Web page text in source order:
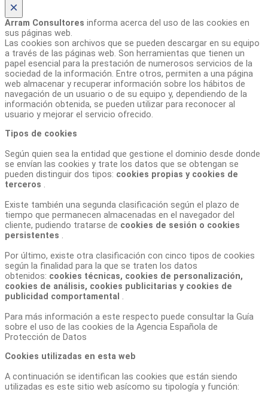
×
Arram Consultores informa acerca del uso de las cookies en
sus páginas web.
Las cookies son archivos que se pueden descargar en su equipo
a través de las páginas web. Son herramientas que tienen un
papel esencial para la prestación de numerosos servicios de la
sociedad de la información. Entre otros, permiten a una página
web almacenar y recuperar información sobre los hábitos de
navegación de un usuario o de su equipo y, dependiendo de la
información obtenida, se pueden utilizar para reconocer al
usuario y mejorar el servicio ofrecido.
Tipos de cookies
Según quien sea la entidad que gestione el dominio desde donde
se envían las cookies y trate los datos que se obtengan se
pueden distinguir dos tipos: cookies propias y cookies de
terceros .
Existe también una segunda clasificación según el plazo de
tiempo que permanecen almacenadas en el navegador del
cliente, pudiendo tratarse de cookies de sesión o cookies
persistentes .
Por último, existe otra clasificación con cinco tipos de cookies
según la finalidad para la que se traten los datos
obtenidos: cookies técnicas, cookies de personalización,
cookies de análisis, cookies publicitarias y cookies de
publicidad comportamental .
Para más información a este respecto puede consultar la Guía
sobre el uso de las cookies de la Agencia Española de
Protección de Datos
Cookies utilizadas en esta web
A continuación se identifican las cookies que están siendo
utilizadas es este sitio web asícomo su tipología y función: